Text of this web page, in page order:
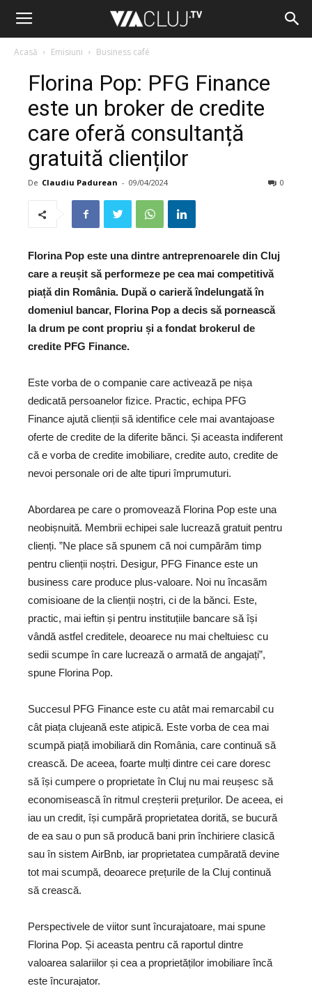
Acasă Emisiuni Business café
Florina Pop: PFG Finance
este un broker de credite
care oferă consultanță
gratuită clienților
De Claudiu Padurean - 09/04/2024 0
Florina Pop este una dintre antreprenoarele din Cluj
care a reușit să performeze pe cea mai competitivă
piață din România. După o carieră îndelungată în
domeniul bancar, Florina Pop a decis să pornească
la drum pe cont propriu și a fondat brokerul de
credite PFG Finance.
Este vorba de o companie care activează pe nișa
dedicată persoanelor fizice. Practic, echipa PFG
Finance ajută clienții să identifice cele mai avantajoase
oferte de credite de la diferite bănci. Și aceasta indiferent
că e vorba de credite imobiliare, credite auto, credite de
nevoi personale ori de alte tipuri împrumuturi.
Abordarea pe care o promovează Florina Pop este una
neobișnuită. Membrii echipei sale lucrează gratuit pentru
clienți. ”Ne place să spunem că noi cumpărăm timp
pentru clienții noștri. Desigur, PFG Finance este un
business care produce plus-valoare. Noi nu încasăm
comisioane de la clienții noștri, ci de la bănci. Este,
practic, mai ieftin și pentru instituțiile bancare să își
vândă astfel creditele, deoarece nu mai cheltuiesc cu
sedii scumpe în care lucrează o armată de angajați”,
spune Florina Pop.
Succesul PFG Finance este cu atât mai remarcabil cu
cât piața clujeană este atipică. Este vorba de cea mai
scumpă piață imobiliară din România, care continuă să
crească. De aceea, foarte mulți dintre cei care doresc
să își cumpere o proprietate în Cluj nu mai reușesc să
economisească în ritmul creșterii prețurilor. De aceea, ei
iau un credit, își cumpără proprietatea dorită, se bucură
de ea sau o pun să producă bani prin închiriere clasică
sau în sistem AirBnb, iar proprietatea cumpărată devine
tot mai scumpă, deoarece prețurile de la Cluj continuă
să crească.
Perspectivele de viitor sunt încurajatoare, mai spune
Florina Pop. Și aceasta pentru că raportul dintre
valoarea salariilor și cea a proprietăților imobiliare încă
este încurajator.